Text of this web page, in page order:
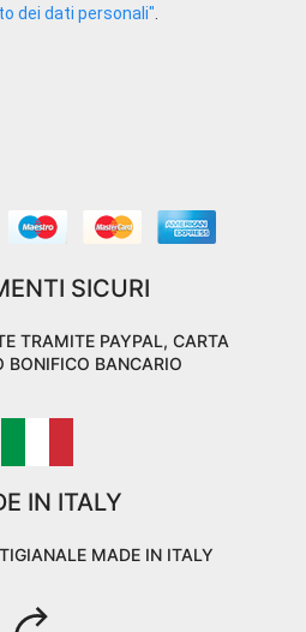
dei dati personali"
SICURI
TRAMITE PAYPAL, CARTA
BONIFICO BANCARIO
IN ITALY
MADE IN ITALY